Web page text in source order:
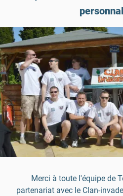
Merci à toute l'équipe de
partenariat avec le Clan-